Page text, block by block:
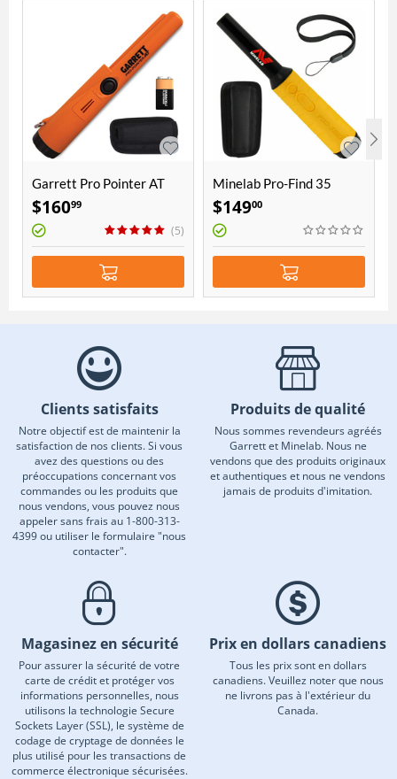
Garrett Pro Pointer AT
$16099
(5)
Minelab Pro-Find 35
$14900
Clients satisfaits
Notre objectif est de maintenir la
satisfaction de nos clients. Si vous
avez des questions ou des
préoccupations concernant vos
commandes ou les produits que
nous vendons, vous pouvez nous
appeler sans frais au 1-800-313-
4399 ou utiliser le formulaire "nous
contacter".
Produits de qualité
Nous sommes revendeurs agréés
Garrett et Minelab. Nous ne
vendons que des produits originaux
et authentiques et nous ne vendons
jamais de produits d'imitation.
Magasinez en sécurité
Pour assurer la sécurité de votre
carte de crédit et protéger vos
informations personnelles, nous
utilisons la technologie Secure
Sockets Layer (SSL), le système de
codage de cryptage de données le
plus utilisé pour les transactions de
commerce électronique sécurisées.
Prix en dollars canadiens
Tous les prix sont en dollars
canadiens. Veuillez noter que nous
ne livrons pas à l'extérieur du
Canada.